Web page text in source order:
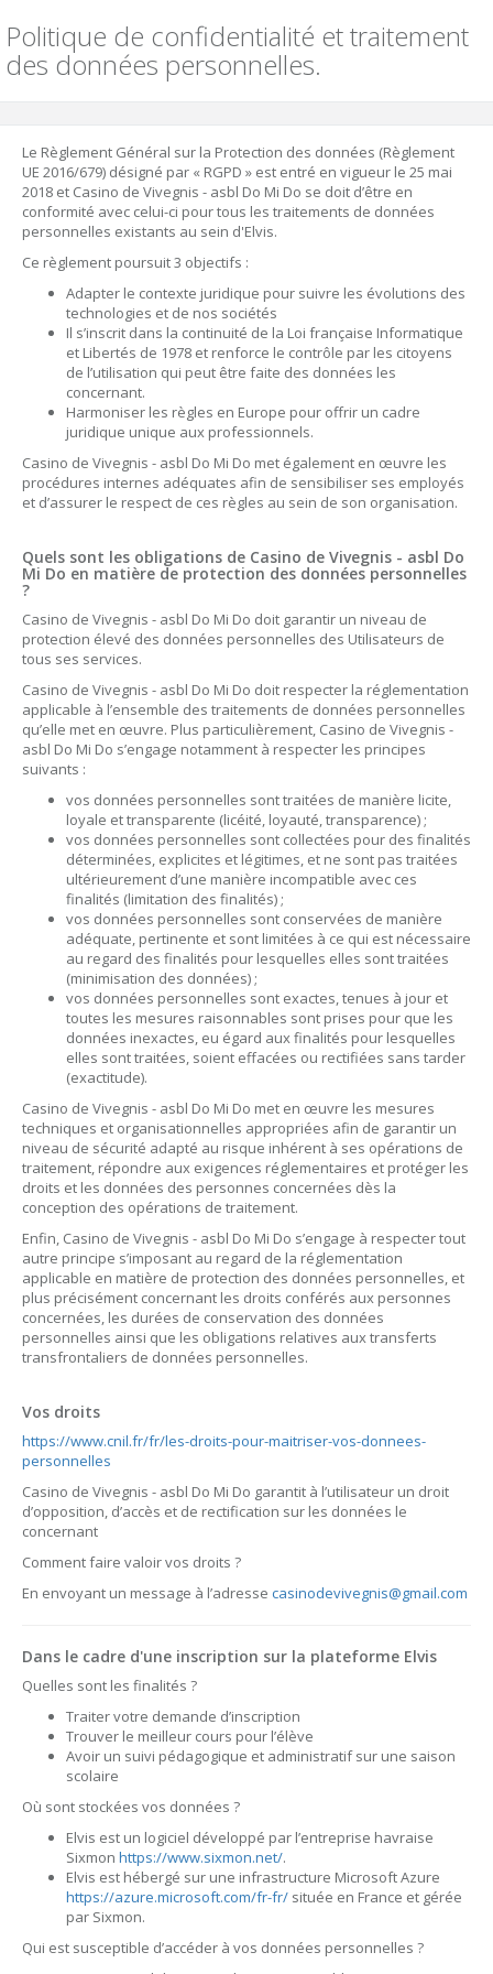
Politique de confidentialité et traitement
des données personnelles.
Le Règlement Général sur la Protection des données (Règlement
UE 2016/679) désigné par « RGPD » est entré en vigueur le 25 mai
2018 et Casino de Vivegnis - asbl Do Mi Do se doit d’être en
conformité avec celui-ci pour tous les traitements de données
personnelles existants au sein d'Elvis.
Ce règlement poursuit 3 objectifs :
Adapter le contexte juridique pour suivre les évolutions des
technologies et de nos sociétés
Il s’inscrit dans la continuité de la Loi française Informatique
et Libertés de 1978 et renforce le contrôle par les citoyens
de l’utilisation qui peut être faite des données les
concernant.
Harmoniser les règles en Europe pour offrir un cadre
juridique unique aux professionnels.
Casino de Vivegnis - asbl Do Mi Do met également en œuvre les
procédures internes adéquates afin de sensibiliser ses employés
et d’assurer le respect de ces règles au sein de son organisation.
Quels sont les obligations de Casino de Vivegnis - asbl Do
Mi Do en matière de protection des données personnelles
?
Casino de Vivegnis - asbl Do Mi Do doit garantir un niveau de
protection élevé des données personnelles des Utilisateurs de
tous ses services.
Casino de Vivegnis - asbl Do Mi Do doit respecter la réglementation
applicable à l’ensemble des traitements de données personnelles
qu’elle met en œuvre. Plus particulièrement, Casino de Vivegnis -
asbl Do Mi Do s’engage notamment à respecter les principes
suivants :
vos données personnelles sont traitées de manière licite,
loyale et transparente (licéité, loyauté, transparence) ;
vos données personnelles sont collectées pour des finalités
déterminées, explicites et légitimes, et ne sont pas traitées
ultérieurement d’une manière incompatible avec ces
finalités (limitation des finalités) ;
vos données personnelles sont conservées de manière
adéquate, pertinente et sont limitées à ce qui est nécessaire
au regard des finalités pour lesquelles elles sont traitées
(minimisation des données) ;
vos données personnelles sont exactes, tenues à jour et
toutes les mesures raisonnables sont prises pour que les
données inexactes, eu égard aux finalités pour lesquelles
elles sont traitées, soient effacées ou rectifiées sans tarder
(exactitude).
Casino de Vivegnis - asbl Do Mi Do met en œuvre les mesures
techniques et organisationnelles appropriées afin de garantir un
niveau de sécurité adapté au risque inhérent à ses opérations de
traitement, répondre aux exigences réglementaires et protéger les
droits et les données des personnes concernées dès la
conception des opérations de traitement.
Enfin, Casino de Vivegnis - asbl Do Mi Do s’engage à respecter tout
autre principe s’imposant au regard de la réglementation
applicable en matière de protection des données personnelles, et
plus précisément concernant les droits conférés aux personnes
concernées, les durées de conservation des données
personnelles ainsi que les obligations relatives aux transferts
transfrontaliers de données personnelles.
Vos droits
https://www.cnil.fr/fr/les-droits-pour-maitriser-vos-donnees-
personnelles
Casino de Vivegnis - asbl Do Mi Do garantit à l’utilisateur un droit
d’opposition, d’accès et de rectification sur les données le
concernant
Comment faire valoir vos droits ?
En envoyant un message à l’adresse casinodevivegnis@gmail.com
Dans le cadre d'une inscription sur la plateforme Elvis
Quelles sont les finalités ?
Traiter votre demande d’inscription
Trouver le meilleur cours pour l’élève
Avoir un suivi pédagogique et administratif sur une saison
scolaire
Où sont stockées vos données ?
Elvis est un logiciel développé par l’entreprise havraise
Sixmon https://www.sixmon.net/.
Elvis est hébergé sur une infrastructure Microsoft Azure
https://azure.microsoft.com/fr-fr/ située en France et gérée
par Sixmon.
Qui est susceptible d’accéder à vos données personnelles ?